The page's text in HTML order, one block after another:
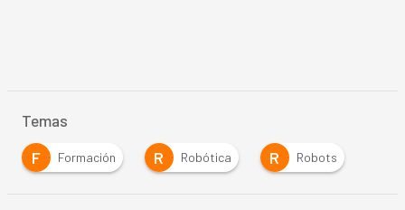
Temas
F
Formación R Robótica R Robots